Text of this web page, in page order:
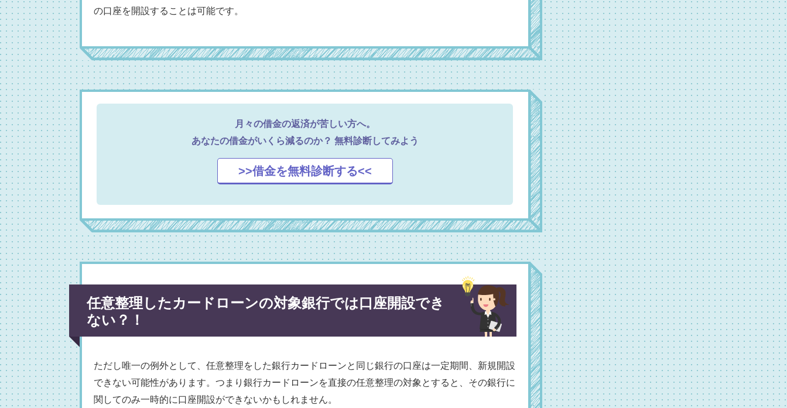
の口座を開設することは可能です。
月々の借金の返済が苦しい方へ。
あなたの借金がいくら減るのか？ 無料診断してみよう
>>借金を無料診断する<<
任意整理したカードローンの対象銀行では口座開設でき
ない？！
ただし唯一の例外として、任意整理をした銀行カードローンと同じ銀行の口座は一定期間、新規開設
できない可能性があります。つまり銀行カードローンを直接の任意整理の対象とすると、その銀行に
関してのみ一時的に口座開設ができないかもしれません。